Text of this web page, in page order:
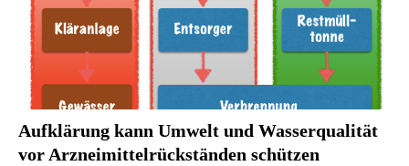
Aufklärung kann Umwelt und Wasserqualität
vor Arzneimittelrückständen schützen